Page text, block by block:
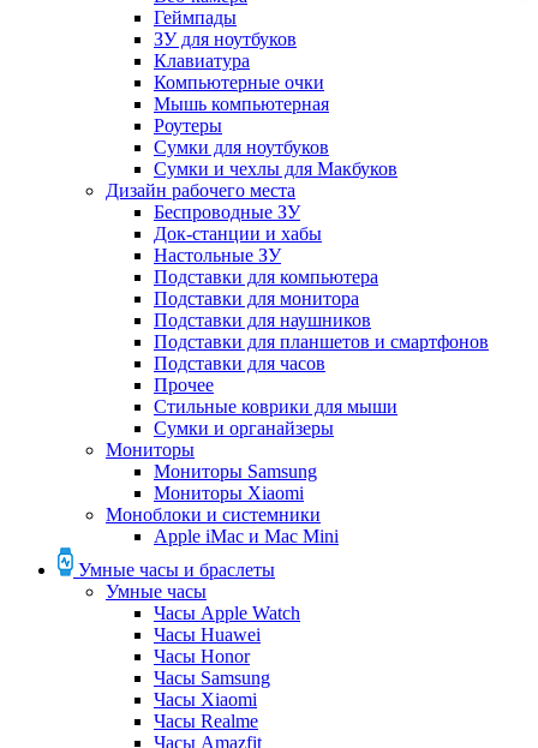
Геймпады
ЗУ для ноутбуков
Клавиатура
Компьютерные очки
Мышь компьютерная
Роутеры
Сумки для ноутбуков
Сумки и чехлы для Макбуков
Дизайн рабочего места
Беспроводные ЗУ
Док-станции и хабы
Настольные ЗУ
Подставки для компьютера
Подставки для монитора
Подставки для наушников
Подставки для планшетов и смартфонов
Подставки для часов
Прочее
Стильные коврики для мыши
Сумки и органайзеры
Мониторы
Мониторы Samsung
Мониторы Xiaomi
Моноблоки и системники
Apple iMac и Mac Mini
Умные часы и браслеты
Умные часы
Часы Apple Watch
Часы Huawei
Часы Honor
Часы Samsung
Часы Xiaomi
Часы Realme
Часы Amazfit